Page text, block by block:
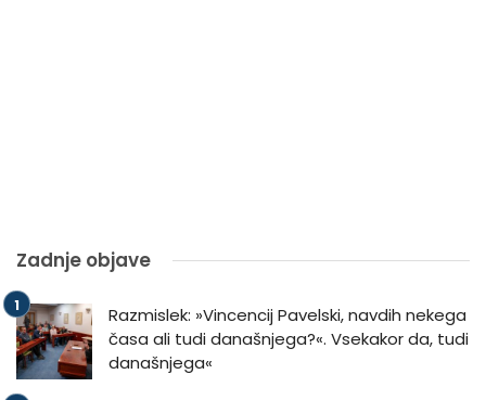
Zadnje objave
Razmislek: »Vincencij Pavelski, navdih nekega
časa ali tudi današnjega?«. Vsekakor da, tudi
današnjega«